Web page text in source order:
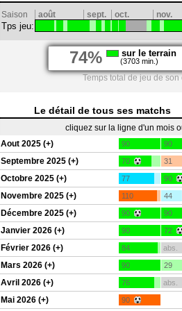
Saison août sept. oct. nov.
Tps jeu:
74% sur le terrain
(3703 min.)
Temps total de jeu de
Le détail de tous ses matchs
cliquez sur la ligne d'un mois
Aout 2025 (+)
90 90
Septembre 2025 (+) 70 31
Octobre 2025 (+) 77 90
Novembre 2025 (+) 110 44
Décembre 2025 (+) 90 90
Janvier 2026 (+) 90 72
Février 2026 (+) 84 abs.
Mars 2026 (+) 90 29
Avril 2026 (+) 76 abs.
Mai 2026 (+) 90